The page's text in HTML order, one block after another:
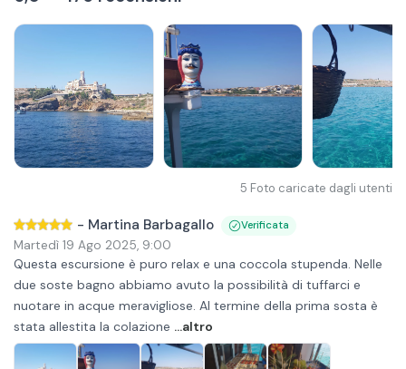
5 Foto caricate dagli utenti
- Martina Barbagallo Verificata
Martedì 19 Ago 2025, 9:00
Questa escursione è puro relax e una coccola stupenda. Nelle
due soste bagno abbiamo avuto la possibilità di tuffarci e
nuotare in acque meravigliose. Al termine della prima sosta è
stata allestita la colazione ...altro